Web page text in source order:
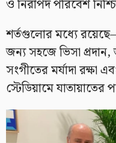
ও নিরাপদ পরিবেশ
শর্তগুলোর মধ্যে
জন্য সহজে ভিসা
সংগীতের মর্যাদা রক্ষা
স্টেডিয়ামে যাতায়াতের